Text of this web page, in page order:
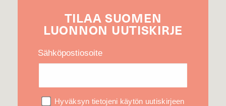
TILAA SUOMEN
LUONNON UUTIS­KIRJE
Sähköpostiosoite
Hyväksyn tietojeni käytön uutiskirjeen